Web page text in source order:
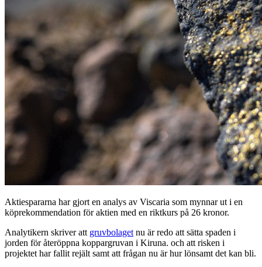
Aktiespararna har gjort en analys av Viscaria som mynnar ut i en
köprekommendation för aktien med en riktkurs på 26 kronor.
Analytikern skriver att gruvbolaget nu är redo att sätta spaden i
jorden för återöppna koppargruvan i Kiruna. och att risken i
projektet har fallit rejält samt att frågan nu är hur lönsamt det kan bli.